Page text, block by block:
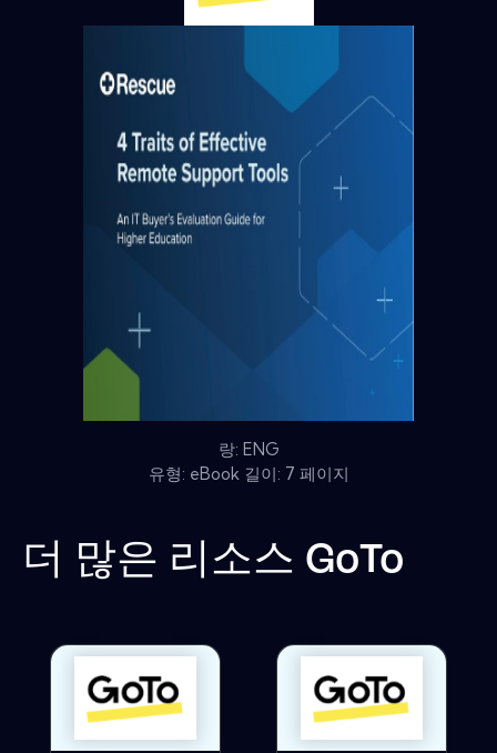
랑: ENG
유형: eBook 길이: 7 페이지
더 많은 리소스 GoTo